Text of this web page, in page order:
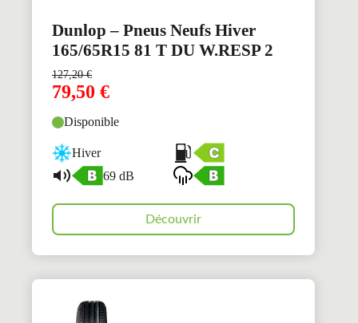
Dunlop – Pneus Neufs Hiver
165/65R15 81 T DU W.RESP 2
127,20€
79,50 €
Disponible
Hiver
69 dB
Découvrir